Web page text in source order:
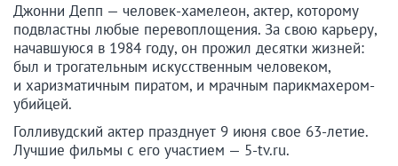
Джонни Депп — человек-хамелеон, актер, которому
подвластны любые перевоплощения. За свою карьеру,
начавшуюся в 1984 году, он прожил десятки жизней:
был и трогательным искусственным человеком,
и харизматичным пиратом, и мрачным парикмахером-
убийцей.
Голливудский актер празднует 9 июня свое 63-летие.
Лучшие фильмы с его участием — 5-tv.ru.